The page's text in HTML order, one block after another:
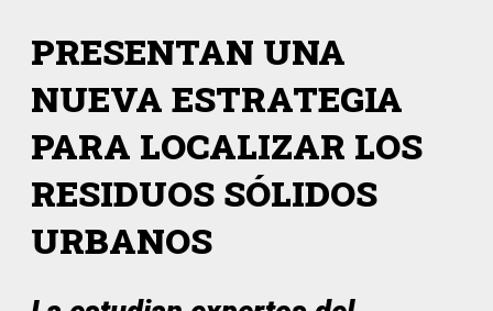
PRESENTAN UNA
NUEVA ESTRATEGIA
PARA LOCALIZAR LOS
RESIDUOS SÓLIDOS
URBANOS